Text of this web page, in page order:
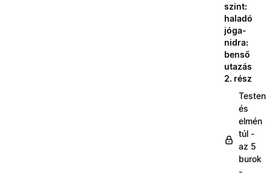
szint:
haladó
jóga-
nidra:
benső
utazás
2. rész
Testen
és
elmén
túl -
az 5
burok
-